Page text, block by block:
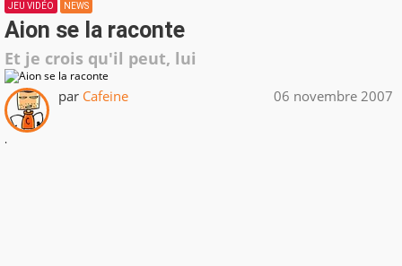
JEU VIDÉO NEWS
Aion se la raconte
Et je crois qu'il peut, lui
par Cafeine 06 novembre 2007
.